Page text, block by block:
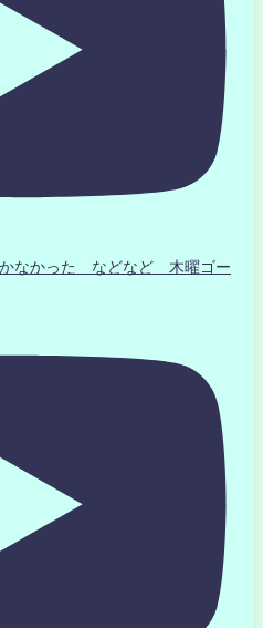
なかった などなど 木曜ゴー